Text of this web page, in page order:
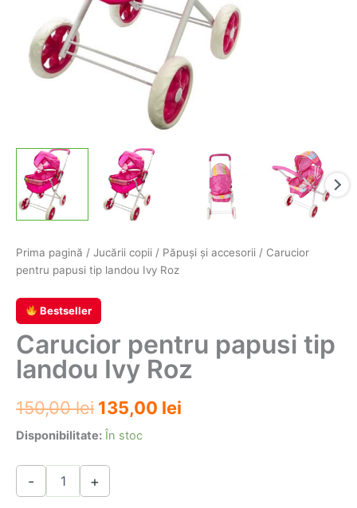
Prima pagină / Jucării copii / Păpuşi şi accesorii / Carucior
pentru papusi tip landou Ivy Roz
Bestseller
Carucior pentru papusi tip
landou Ivy Roz
150,00lei Prețul
inițial
a
fost:
135,00 lei
Disponibilitate: În stoc
-
Cantitate
+